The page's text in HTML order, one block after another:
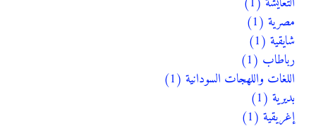
مصرية (1)
شايقية (1)
رباطاب (1)
اللغات واللهجات السودانية (1)
بديرية (1)
إغريقية (1)